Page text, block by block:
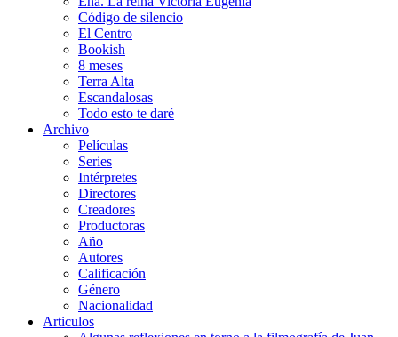
Código de silencio
El Centro
Bookish
8 meses
Terra Alta
Escandalosas
Todo esto te daré
Archivo
Películas
Series
Intérpretes
Directores
Creadores
Productoras
Año
Autores
Calificación
Género
Nacionalidad
Articulos